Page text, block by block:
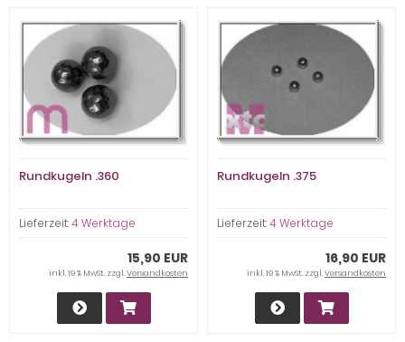
Rundkugeln .360
Lieferzeit:4 Werktage
15,90 EUR
inkl. 19 % MwSt. zzgl.Versandkosten
Rundkugeln .375
Lieferzeit:4 Werktage
16,90 EUR
inkl. 19 % MwSt. zzgl.Versandkosten